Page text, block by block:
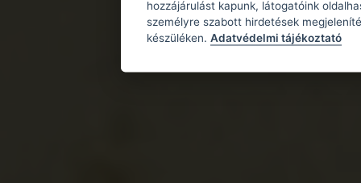
hozzájárulást kapunk, látogatóink
személyre szabott hirdetések
készüléken. Adatvédelmi tájékoztató